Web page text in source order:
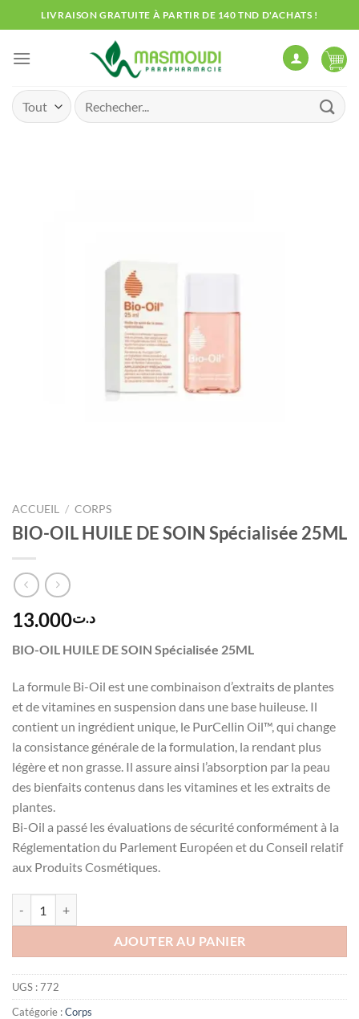
au
contenu
LIVRAISON GRATUITE À PARTIR DE 140 TND D'ACHATS !
Recherche
pour :
ACCUEIL / CORPS
BIO-OIL HUILE DE SOIN Spécialisée 25ML
د.ت13.000
BIO-OIL HUILE DE SOIN Spécialisée 25ML
La formule Bi-Oil est une combinaison d’extraits de plantes
et de vitamines en suspension dans une base huileuse. Il
contient un ingrédient unique, le PurCellin Oil™, qui change
la consistance générale de la formulation, la rendant plus
légère et non grasse. Il assure ainsi l’absorption par la peau
des bienfaits contenus dans les vitamines et les extraits de
plantes.
Bi-Oil a passé les évaluations de sécurité conformément à la
Réglementation du Parlement Européen et du Conseil relatif
aux Produits Cosmétiques.
AJOUTER AU PANIER
UGS :772
Catégorie :Corps